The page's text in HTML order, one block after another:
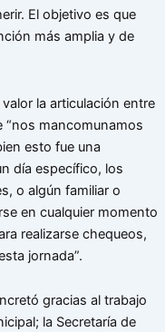
El objetivo es que
más amplia y de
la articulación entre
“nos mancomunamos
esto fue una
día específico, los
o algún familiar o
en cualquier momento
realizarse chequeos,
jornada”.
gracias al trabajo
la Secretaría de